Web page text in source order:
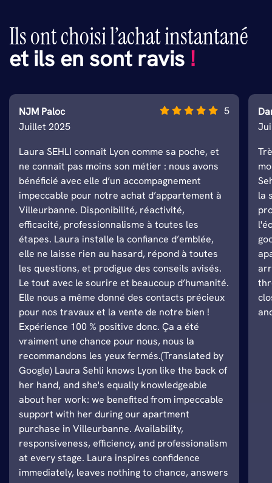
Ils ont choisi l’achat instantané
et ils en sont ravis !
NJM Paloc
Juillet 2025
5
Laura SEHLI connaît Lyon comme sa poche, et
ne connaît pas moins son métier : nous avons
bénéficié avec elle d’un accompagnement
impeccable pour notre achat d’appartement à
Villeurbanne. Disponibilité, réactivité,
efficacité, professionnalisme à toutes les
étapes. Laura installe la confiance d’emblée,
elle ne laisse rien au hasard, répond à toutes
les questions, et prodigue des conseils avisés.
Le tout avec le sourire et beaucoup d’humanité.
Elle nous a même donné des contacts précieux
pour nos travaux et la vente de notre bien !
Expérience 100 % positive donc. Ça a été
vraiment une chance pour nous, nous la
recommandons les yeux fermés.(Translated by
Google) Laura Sehli knows Lyon like the back of
her hand, and she's equally knowledgeable
about her work: we benefited from impeccable
support with her during our apartment
purchase in Villeurbanne. Availability,
responsiveness, efficiency, and professionalism
at every stage. Laura inspires confidence
immediately, leaves nothing to chance, answers
la